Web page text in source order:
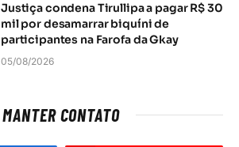
Justiça condena Tirullipa a pagar R$ 30
mil por desamarrar biquíni de
participantes na Farofa da Gkay
05/08/2026
MANTER CONTATO